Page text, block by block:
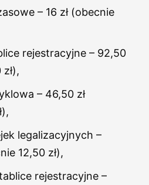
– 16 zł (obecnie
rejestracyjne – 92,50
– 46,50 zł
legalizacyjnych –
12,50 zł),
rejestracyjne –